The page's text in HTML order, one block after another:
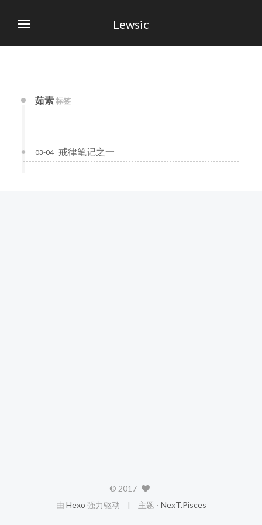
Lewsic
茹素标签
戒律笔记之一
03-04
© 2017
由 Hexo 强力驱动 主题 - NexT.Pisces